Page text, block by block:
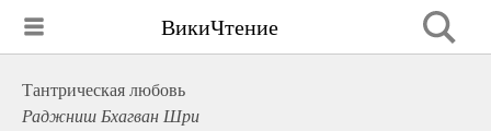
ВикиЧтение
Тантрическая любовь
Раджниш Бхагван Шри